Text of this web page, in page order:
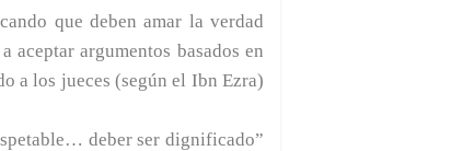
que deben amar la verdad
argumentos basados en
a los jueces (según el Ibn Ezra)
deber ser dignificado”